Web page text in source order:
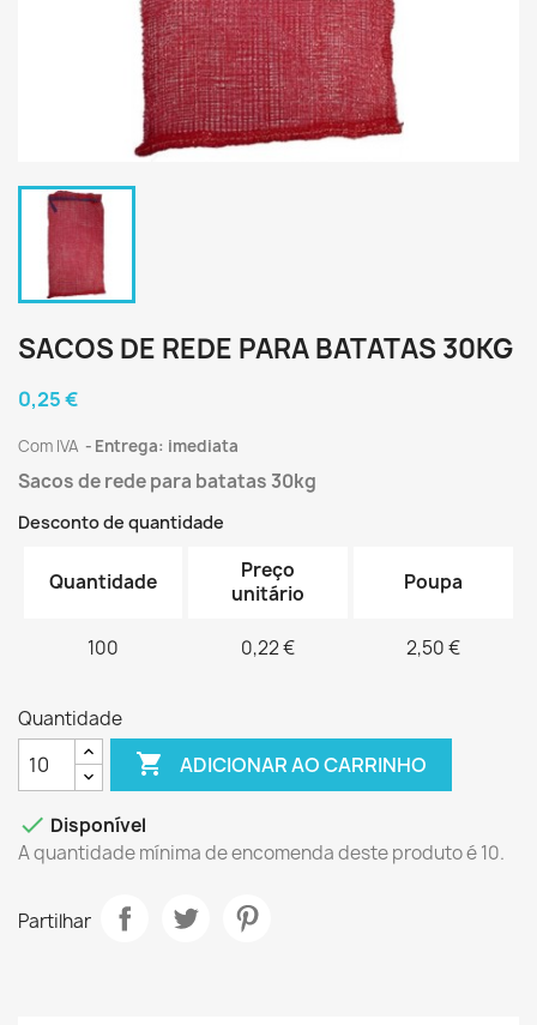
SACOS DE REDE PARA BATATAS 30KG
0,25 €
Com IVA Entrega: imediata
Sacos de rede para batatas 30kg
Desconto de quantidade
Quantidade
Preço
unitário
Poupa
100 0,22 € 2,50 €
Quantidade
 ADICIONAR AO CARRINHO
 Disponível
A quantidade mínima de encomenda deste produto é 10.
Partilhar